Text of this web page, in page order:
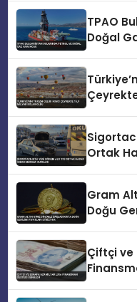
TPAO
Doğal
Ortak
Gram
Doğu
Çiftçi ve